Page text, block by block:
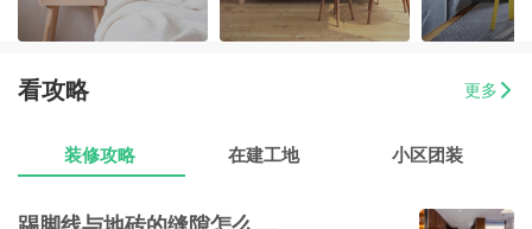
07-17 戴女士 梅陇镇三房两厅翻新装修 8万以上
07-17 8万以上
看攻略 更多
装修攻略 在建工地 小区团装